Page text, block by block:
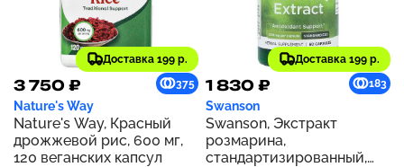
Доставка 199 р.
3 750 ₽ 375
Nature's Way
Nature's Way, Красный
дрожжевой рис, 600 мг,
120 веганских капсул
Доставка 199 р.
1 830 ₽ 183
Swanson
Swanson, Экстракт
розмарина,
стандартизированный,